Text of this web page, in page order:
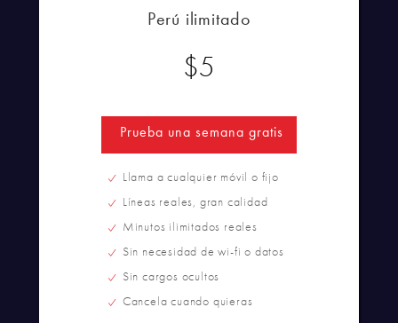
Perú ilimitado
$5
Prueba una semana gratis
Llama a cualquier móvil o fijo
Líneas reales, gran calidad
Minutos ilimitados reales
Sin necesidad de wi-fi o datos
Sin cargos ocultos
Cancela cuando quieras